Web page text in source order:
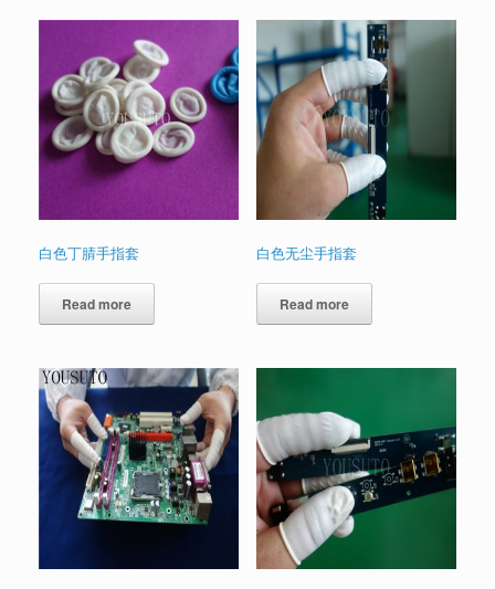
白色丁腈手指套
Read more
白色无尘手指套
Read more